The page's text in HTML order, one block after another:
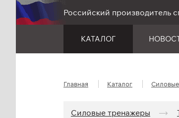
Российский производитель
КАТАЛОГ
Главная Каталог
Силовые тренажеры